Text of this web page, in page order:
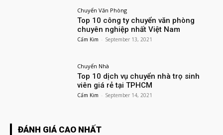
Chuyển Văn Phòng
Top 10 công ty chuyển văn phòng
chuyên nghiệp nhất Việt Nam
Cẩm Kim - September 13, 2021
Chuyển Nhà
Top 10 dịch vụ chuyển nhà trọ sinh
viên giá rẻ tại TPHCM
Cẩm Kim - September 14, 2021
ĐÁNH GIÁ CAO NHẤT